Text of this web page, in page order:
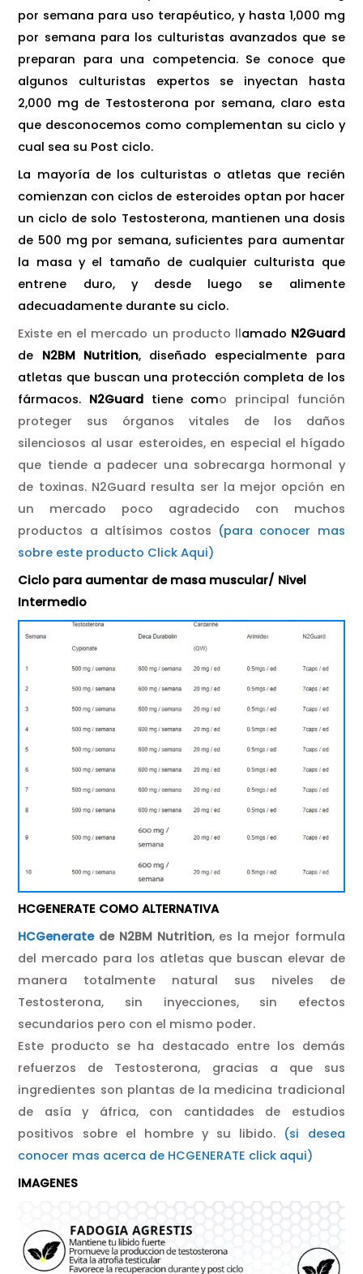
por semana para uso terapéutico, y hasta 1,000 mg
por semana para los culturistas avanzados que se
preparan para una competencia. Se conoce que
algunos culturistas expertos se inyectan hasta
2,000 mg de Testosterona por semana, claro esta
que desconocemos como complementan su ciclo y
cual sea su Post ciclo.
La mayoría de los culturistas o atletas que recién
comienzan con ciclos de esteroides optan por hacer
un ciclo de solo Testosterona, mantienen una dosis
de 500 mg por semana, suficientes para aumentar
la masa y el tamaño de cualquier culturista que
entrene duro, y desde luego se alimente
adecuadamente durante su ciclo.
Existe en el mercado un producto llamado N2Guard
de N2BM Nutrition, diseñado especialmente para
atletas que buscan una protección completa de los
fármacos. N2Guard tiene como principal función
proteger sus órganos vitales de los daños
silenciosos al usar esteroides, en especial el hígado
que tiende a padecer una sobrecarga hormonal y
de toxinas. N2Guard resulta ser la mejor opción en
un mercado poco agradecido con muchos
productos a altísimos costos (para conocer mas
sobre este producto Click Aqui)
Ciclo para aumentar de masa muscular/ Nivel
Intermedio
HCGENERATE COMO ALTERNATIVA
HCGeneratede N2BM Nutrition, es la mejor formula
del mercado para los atletas que buscan elevar de
manera totalmente natural sus niveles de
Testosterona, sin inyecciones, sin efectos
secundarios pero con el mismo poder.
Este producto se ha destacado entre los demás
refuerzos de Testosterona, gracias a que sus
ingredientes son plantas de la medicina tradicional
de asía y áfrica, con cantidades de estudios
positivos sobre el hombre y su libido. (si desea
conocer mas acerca de HCGENERATE click aqui)
IMAGENES